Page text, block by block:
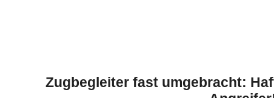
Zugbegleiter fast umgebracht: